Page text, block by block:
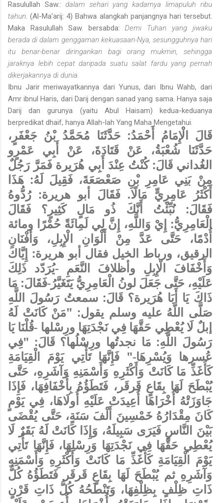
Rasulullah Saw.: dalam sehari yang kadarnya limapuluh ribu
tahun . (Al-Ma'arij: 4) Bahwa alangkah panjangnya hari tersebut.
Maka Rasulullah Saw. bersabda:Demi Tuhan yang jiwaku
berada di dalam genggaman kekuasaan-Nya, sesungguhnya hari
itu benar-benar diringankan bagi orang mukmin, sehingga
jaraknya lebih cepat daripada suatu salat fardu yang pernah
dikerjakannya di dunia.
Ibnu Jarir meriwayatkannya dari Yunus, dari Ibnu Wahb, dari
Amr ibnul Haris, dari Darij dengan sanad yang sama. Hanya saja
Darij dan gurunya (yaitu Abul Haisam) kedua-keduanya
berpredikat dhaif, hanya Allah-lah Yang Maha Mengetahui.
قَالَ الْإِمَامُ أَحْمَدُ: حَدَّثَنَا مُحَمَّدُ بْنُ جَعْفَرٍ،
حَدَّثَنَا شُعْبَةُ، عَنْ قَتَادَةَ، عَنْ أَبِي عَمْرٍو
الغُداني قَالَ: كُنْتُ عِنْدَ أَبِي هُرَيرة فَمَرَّ رَجُلٌ
مِنْ بَنِي عَامِرِ بْنِ صَعْصَعَةَ، فَقِيلَ لَهُ: هَذَا
أَكْثَرُ عَامِرِيٍّ مَالًا. فَقَالَ أبو هريرة: رُدُّوهُ
فَقَالَ: نُبِّئْتُ أَنَّكَ ذُو مَالٍ كَثِيرٍ؟ فَقَالَ
الْعَامِرِيُّ: إِيْ وَاللَّهِ، إِنَّ لِي لَمِائَةً حُمْرًا ومائة
أُدْمًا، حَتَّى عَدَّ مِنْ أَلْوَانِ الْإِبِلِ، وَأَفْنَانِ
الرقيق، ورباط الخيل فقال أبو هريرة: إِيَّاكَ
وَأَخْفَافَ الْإِبِلِ وأظلافَ النَّعَمِ -يُرَدّد ذَلِكَ
عَلَيْهِ، حَتَّى جَعَلَ لونُ الْعَامِرِيُّ يَتَغَيَّرُ-فَقَالَ: مَا
ذَاكَ يَا أَبَا هُرَيرة؟ قَالَ: سمعتُ رَسُولَ اللَّهِ
صَلَّى اللَّهُ عليه وسلم يقول: "مَنْ كَانَتْ لَهُ
إبلٌ لَا يُعْطِي حَقَّهَا فِي نَجْدَتِهَا ورِسْلها -قُلْنَا يَا
رَسُولَ اللَّهِ: مَا نجدتُها ورِسْلُها؟ قَالَ: "فِي
عُسرها وَيُسْرِهَا-" فَإِنَّهَا تَأْتِي يَوْمَ الْقِيَامَةِ
كَأَغَذِّ مَا كَانَتْ وَأَكْثَرِهِ وَأَسْمَنِهِ وَآشَرِهِ، حَتَّى
يُبْطَحَ لَهَا بِقَاعٍ قَرقَر، فَتَطَؤُهُ بِأَخْفَافِهَا، فَإِذَا
جَاوَزَتْهُ أُخْرَاهَا أُعِيدَتْ عَلَيْهِ أُولَاهَا، فِي يَوْمٍ
كَانَ مِقْدَارُهُ خَمْسِينَ أَلْفَ سَنَةٍ، حَتَّى يُقْضَى
بَيْنَ النَّاسِ فَيَرَى سَبِيلَهُ، وَإِذَا كَانَتْ لَهُ بَقَرٌ لَا
يُعْطِي حَقَّهَا فِي نَجْدَتِهَا وَرِسْلِهَا، فَإِنَّهَا تَأْتِي
يَوْمَ الْقِيَامَةِ كَأَغَذِّ مَا كَانَتْ وَأَكْثَرِهِ وَأَسْمَنِهِ
وَآشَرِهِ ثم يُبْطَحَ لَهَا بِقَاعٍ قَرقَر فَتَطَؤُهُ كُلُّ
ذَاتِ ظِلْفٍ بِظِلْفِهَا، وَتَنْطَحُهُ كُلُّ ذَاتِ قَرْنٍ